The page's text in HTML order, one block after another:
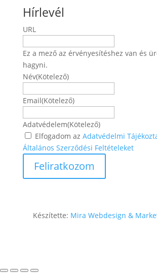
Hírlevél
URL
Ez a mező az érvényesítéshez van és
hagyni.
Név(Kötelező)
Email(Kötelező)
Adatvédelem(Kötelező)
Elfogadom az Adatvédelmi
Általános Szerződési Feltételeket
Készítette: Mira Webdesign &